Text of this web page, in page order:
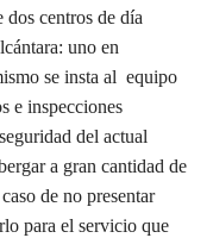
dos centros de día
uno en
se insta al equipo
e inspecciones
del actual
a gran cantidad de
de no presentar
para el servicio que